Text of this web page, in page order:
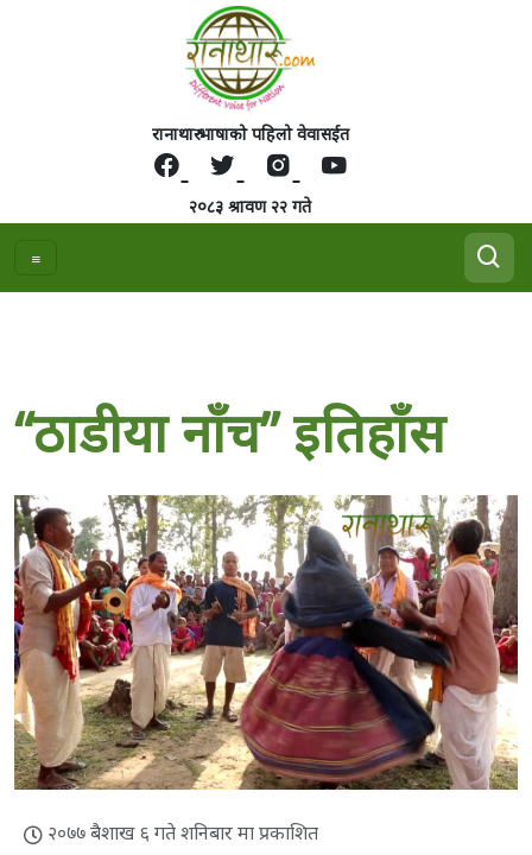
रानाथारु भाषाको पहिलो वेवासईत
२०८३ श्रावण २२ गते
“ठाडीया नाँच” इतिहाँस
२०७७ बैशाख ६ गते शनिबार मा प्रकाशित